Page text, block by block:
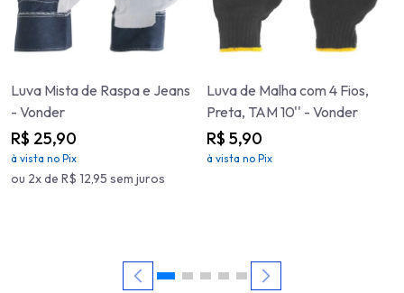
Luva Mista de Raspa e Jeans
- Vonder
R$ 25,90
à vista no Pix
ou 2x de R$ 12,95 sem juros
Luva de Malha com 4 Fios,
Preta, TAM 10'' - Vonder
R$ 5,90
à vista no Pix